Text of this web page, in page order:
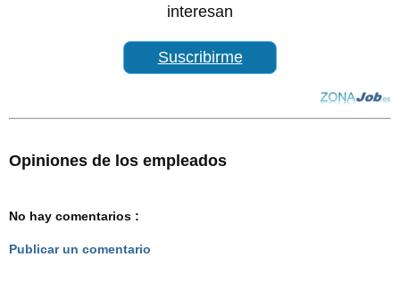
interesan
Suscribirme
Opiniones de los empleados
No hay comentarios :
Publicar un comentario